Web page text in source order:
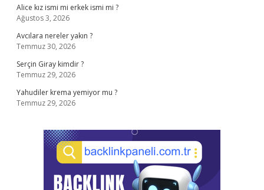
Alice kız ismi mi erkek ismi mi ?
Ağustos 3, 2026
Avcılara nereler yakın ?
Temmuz 30, 2026
Serçin Giray kimdir ?
Temmuz 29, 2026
Yahudiler krema yemiyor mu ?
Temmuz 29, 2026